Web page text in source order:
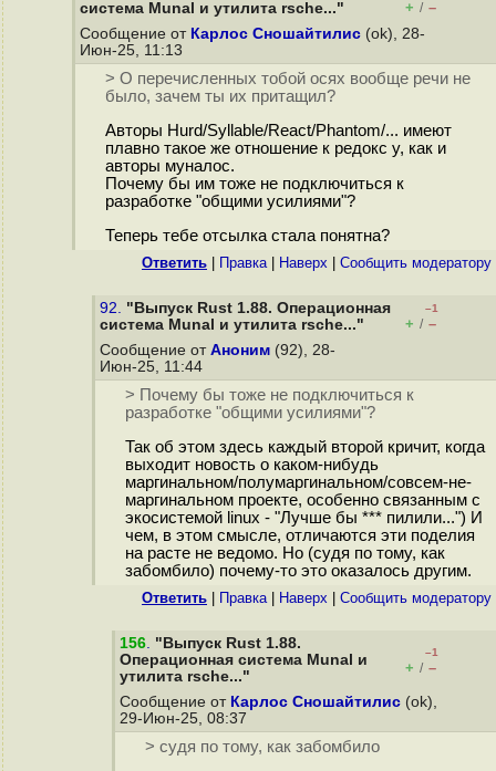
система Munal и утилита rsche..." + / –
Сообщение от Карлос Сношайтилис (ok), 28-
Июн-25, 11:13
> О перечисленных тобой осях вообще речи не
было, зачем ты их притащил?
Авторы Hurd/Syllable/React/Phantom/... имеют
плавно такое же отношение к редокс у, как и
авторы муналос.
Почему бы им тоже не подключиться к
разработке "общими усилиями"?
Теперь тебе отсылка стала понятна?
Ответить Правка| Наверх Cообщить модератору
92. "Выпуск Rust 1.88. Операционная
система Munal и утилита rsche..."
–1
+ / –
Сообщение от Аноним (92), 28-
Июн-25, 11:44
> Почему бы тоже не подключиться к
разработке "общими усилиями"?
Так об этом здесь каждый второй кричит, когда
выходит новость о каком-нибудь
маргинальном/полумаргинальном/совсем-не-
маргинальном проекте, особенно связанным с
экосистемой linux - "Лучше бы *** пилили...") И
чем, в этом смысле, отличаются эти поделия
на расте не ведомо. Но (судя по тому, как
забомбило) почему-то это оказалось другим.
Ответить Правка| Наверх Cообщить модератору
156. "Выпуск Rust 1.88.
Операционная система Munal и
утилита rsche..."
–1
+ / –
Сообщение от Карлос Сношайтилис (ok),
29-Июн-25, 08:37
> судя по тому, как забомбило